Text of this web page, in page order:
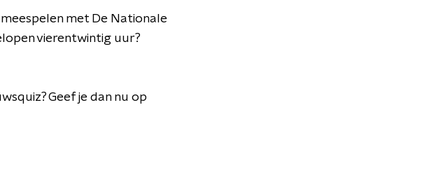
met De Nationale
vierentwintig uur?
Geef je dan nu op